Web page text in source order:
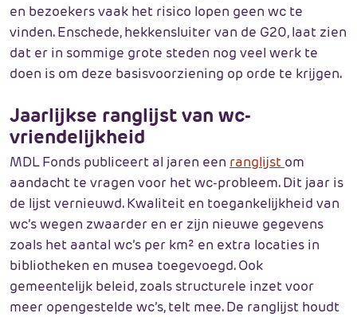
en bezoekers vaak het risico lopen geen wc te
vinden. Enschede, hekkensluiter van de G20, laat zien
dat er in sommige grote steden nog veel werk te
doen is om deze basisvoorziening op orde te krijgen.
Jaarlijkse ranglijst van wc-
vriendelijkheid
MDL Fonds publiceert al jaren een ranglijst om
aandacht te vragen voor het wc-probleem. Dit jaar is
de lijst vernieuwd. Kwaliteit en toegankelijkheid van
wc’s wegen zwaarder en er zijn nieuwe gegevens
zoals het aantal wc’s per km² en extra locaties in
bibliotheken en musea toegevoegd. Ook
gemeentelijk beleid, zoals structurele inzet voor
meer opengestelde wc’s, telt mee. De ranglijst houdt